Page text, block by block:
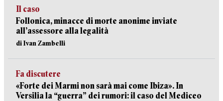
Il caso
Follonica, minacce di morte anonime inviate
all’assessore alla legalità
di Ivan Zambelli
Fa discutere
«Forte dei Marmi non sarà mai come Ibiza». In
Versilia la “guerra” dei rumori: il caso del Mediceo